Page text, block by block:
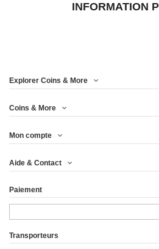
INFORMATION
Explorer Coins & More
Coins & More
Mon compte
Aide & Contact
Paiement
Transporteurs